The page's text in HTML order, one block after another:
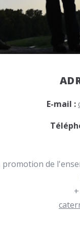
E-mail :
promotion de